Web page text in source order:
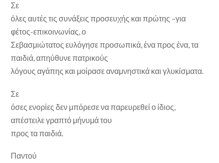
Σε
όλες αυτές τις συνάξεις προσευχής και πρώτης –για
φέτος-επικοινωνίας, ο
Σεβασμιώτατος ευλόγησε προσωπικά, ένα προς ένα, τα
παιδιά, απηύθυνε πατρικούς
λόγους αγάπης και μοίρασε αναμνηστικά και γλυκίσματα.
Σε
όσες ενορίες δεν μπόρεσε να παρευρεθεί ο ίδιος,
απέστειλε γραπτό μήνυμά του
προς τα παιδιά.
Παντού